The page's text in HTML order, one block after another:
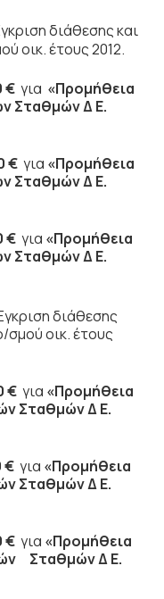
διάθεσης και
οικ. έτους 2012.
€για «Προμήθεια
Σταθμών Δ Ε.
€για «Προμήθεια
Σταθμών Δ Ε.
€για «Προμήθεια
Σταθμών Δ Ε.
διάθεσης
οικ. έτους
€για «Προμήθεια
Σταθμών Δ Ε.
€για «Προμήθεια
Σταθμών Δ Ε.
€για «Προμήθεια
Σταθμών Δ Ε.